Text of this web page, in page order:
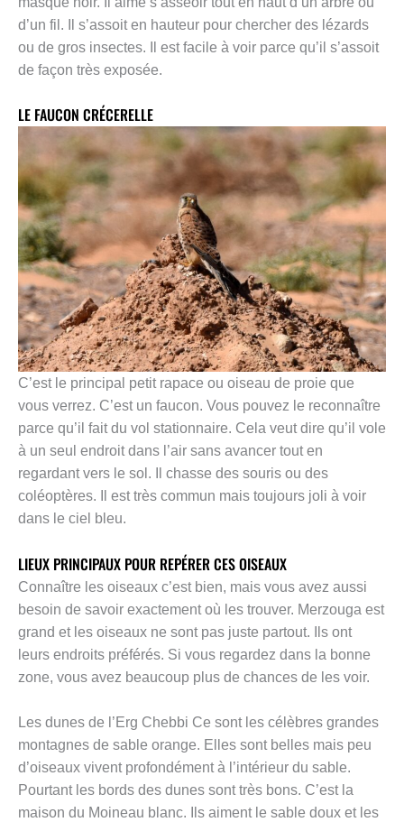
d’un fil. Il s’assoit en hauteur pour chercher des lézards
ou de gros insectes. Il est facile à voir parce qu’il s’assoit
de façon très exposée.
LE FAUCON CRÉCERELLE
C’est le principal petit rapace ou oiseau de proie que
vous verrez. C’est un faucon. Vous pouvez le reconnaître
parce qu’il fait du vol stationnaire. Cela veut dire qu’il vole
à un seul endroit dans l’air sans avancer tout en
regardant vers le sol. Il chasse des souris ou des
coléoptères. Il est très commun mais toujours joli à voir
dans le ciel bleu.
LIEUX PRINCIPAUX POUR REPÉRER CES OISEAUX
Connaître les oiseaux c’est bien, mais vous avez aussi
besoin de savoir exactement où les trouver. Merzouga est
grand et les oiseaux ne sont pas juste partout. Ils ont
leurs endroits préférés. Si vous regardez dans la bonne
zone, vous avez beaucoup plus de chances de les voir.
Les dunes de l’Erg Chebbi Ce sont les célèbres grandes
montagnes de sable orange. Elles sont belles mais peu
d’oiseaux vivent profondément à l’intérieur du sable.
Pourtant les bords des dunes sont très bons. C’est la
maison du Moineau blanc. Ils aiment le sable doux et les